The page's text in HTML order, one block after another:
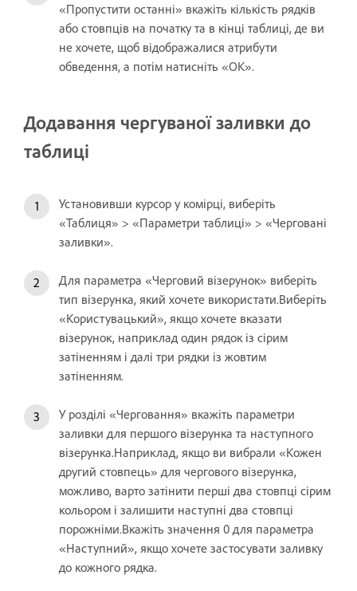
«Пропустити останні» вкажіть кількість рядків
або стовпців на початку та в кінці таблиці, де ви
не хочете, щоб відображалися атрибути
обведення, а потім натисніть «OK».
Додавання чергуваної заливки до
таблиці
Установивши курсор у комірці, виберіть
«Таблиця» > «Параметри таблиці» > «Черговані
заливки».
Для параметра «Черговий візерунок» виберіть
тип візерунка, який хочете використати.Виберіть
«Користувацький», якщо хочете вказати
візерунок, наприклад один рядок із сірим
затіненням і далі три рядки із жовтим
затіненням.
У розділі «Черговання» вкажіть параметри
заливки для першого візерунка та наступного
візерунка.Наприклад, якщо ви вибрали «Кожен
другий стовпець» для чергового візерунка,
можливо, варто затінити перші два стовпці сірим
кольором і залишити наступні два стовпці
порожніми.Вкажіть значення 0 для параметра
«Наступний», якщо хочете застосувати заливку
до кожного рядка.